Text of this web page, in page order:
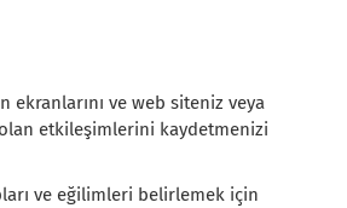
ekranlarını ve web siteniz veya
etkileşimlerini kaydetmenizi
ve eğilimleri belirlemek için